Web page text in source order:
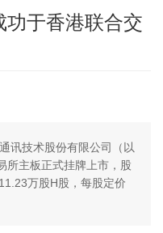
于香港联合交
讯技术股份有限公司（以
所主板正式挂牌上市，股
万股H股，每股定价